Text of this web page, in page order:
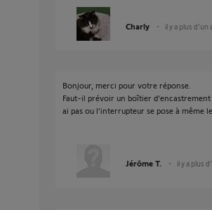
Charly il y a plus d'un
Bonjour, merci pour votre réponse.
Faut-il prévoir un boîtier
ai pas ou l’interrupteur se pose à même
Jérôme T. il y a plus